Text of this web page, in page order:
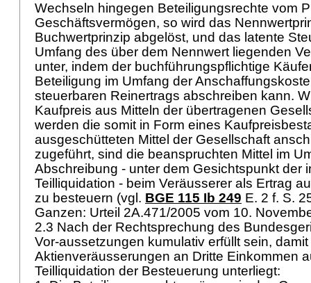
Wechseln hingegen Beteiligungsrechte vom
Geschäftsvermögen, so wird das
Buchwertprinzip abgelöst, und das latente
Umfang des über dem Nennwert liegenden
unter, indem der buchführungspflichtige
Beteiligung im Umfang der
steuerbaren Reinertrags abschreiben kann.
Kaufpreis aus Mitteln der übertragenen
werden die somit in Form eines
ausgeschütteten Mittel der Gesellschaft
zugeführt, sind die beanspruchten Mittel im
Abschreibung - unter dem Gesichtspunkt der
Teilliquidation - beim Veräusserer als Ertrag
zu besteuern (vgl. BGE 115 Ib 249 E. 2 f. S.
Ganzen: Urteil 2A.471/2005 vom 10.
2.3 Nach der Rechtsprechung des
Vor-aussetzungen kumulativ erfüllt sein, damit
Aktienveräusserungen an Dritte Einkommen
Teilliquidation der Besteuerung unterliegt: